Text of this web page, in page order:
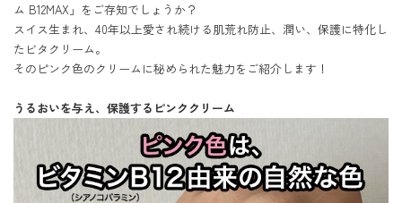
ム B12MAX」をご存知でしょうか？
スイス生まれ、40年以上愛され続ける肌荒れ防止、潤い、保護に特化し
たビタクリーム。
そのピンク色のクリームに秘められた魅力をご紹介します！
うるおいを与え、保護するピンククリーム